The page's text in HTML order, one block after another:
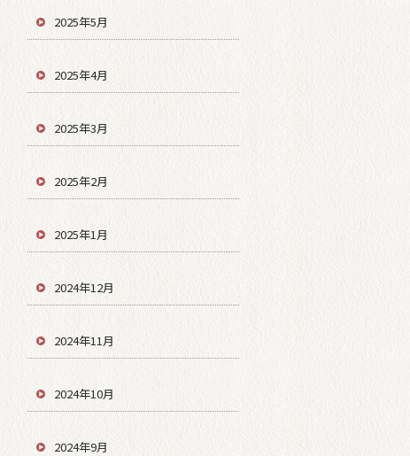
2025年5月
2025年4月
2025年3月
2025年2月
2025年1月
2024年12月
2024年11月
2024年10月
2024年9月